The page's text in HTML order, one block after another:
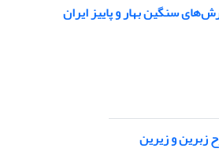
سنگین بهار و پاییز ایران
زبرین و زیرین